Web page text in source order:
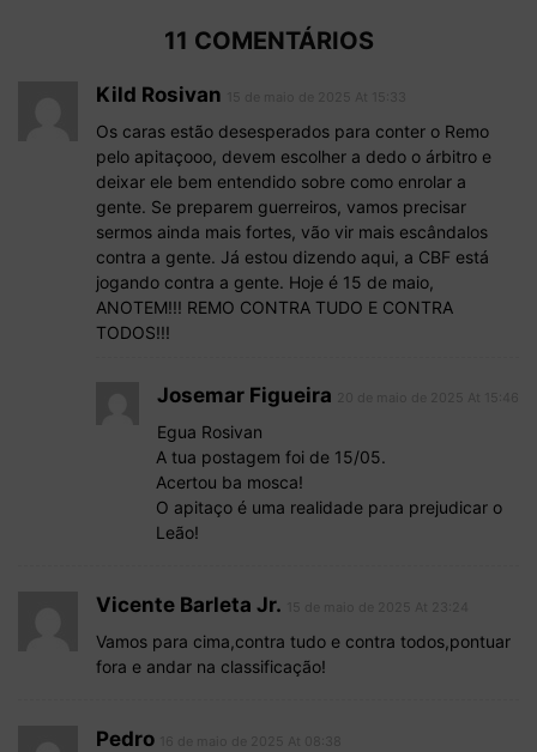
11 COMENTÁRIOS
Kild Rosivan
Os caras estão desesperados para conter o Remo
pelo apitaçooo, devem escolher a dedo o árbitro e
deixar ele bem entendido sobre como enrolar a
gente. Se preparem guerreiros, vamos precisar
sermos ainda mais fortes, vão vir mais escândalos
contra a gente. Já estou dizendo aqui, a CBF está
jogando contra a gente. Hoje é 15 de maio,
ANOTEM!!! REMO CONTRA TUDO E CONTRA
TODOS!!!
Josemar Figueira
Egua Rosivan
A tua postagem foi de 15/05.
Acertou ba mosca!
O apitaço é uma realidade para prejudicar o
Leão!
Vicente Barleta Jr.
Vamos para cima,contra tudo e contra todos,pontuar
fora e andar na classificação!
Pedro